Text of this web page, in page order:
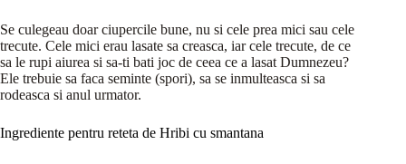
Se culegeau doar ciupercile bune, nu si cele prea mici sau cele
trecute. Cele mici erau lasate sa creasca, iar cele trecute, de ce
sa le rupi aiurea si sa-ti bati joc de ceea ce a lasat Dumnezeu?
Ele trebuie sa faca seminte (spori), sa se inmulteasca si sa
rodeasca si anul urmator.
Ingrediente pentru reteta de Hribi cu smantana